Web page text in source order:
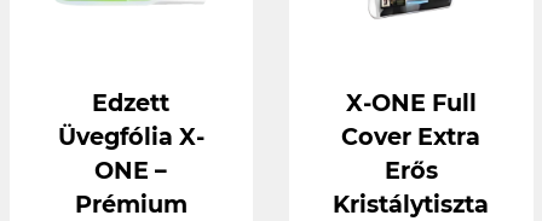
Edzett
Üvegfólia X-
ONE –
Prémium
X-ONE Full
Cover Extra
Erős
Kristálytiszta